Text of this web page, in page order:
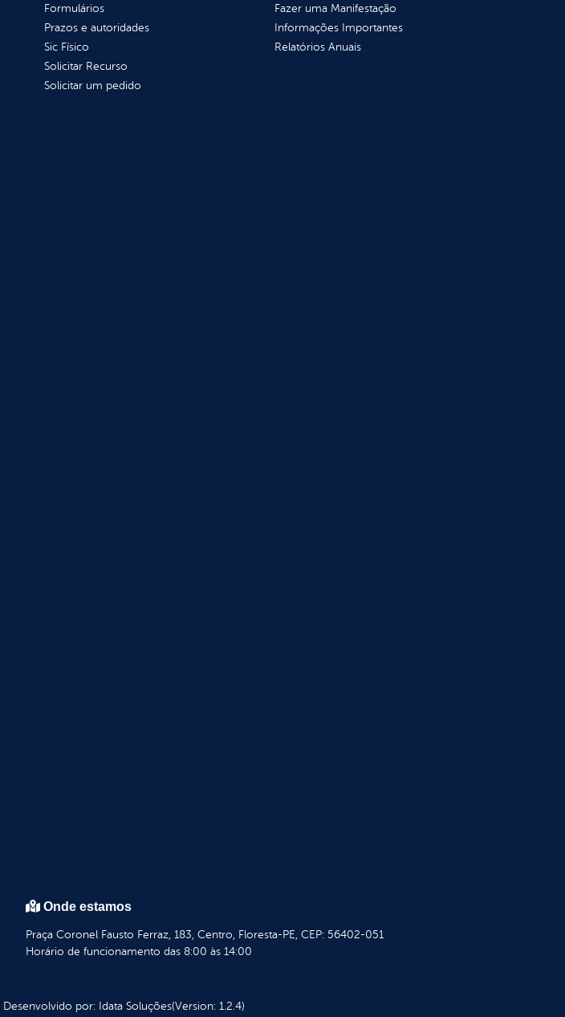
Formulários
Prazos e autoridades
Sic Físico
Solicitar Recurso
Solicitar um pedido
Fazer uma Manifestação
Informações Importantes
Relatórios Anuais
Onde estamos
Praça Coronel Fausto Ferraz, 183, Centro, Floresta-PE, CEP: 56402-051
Horário de funcionamento das 8:00 às 14:00
Desenvolvido por: Idata Soluções(Version: 1.2.4)